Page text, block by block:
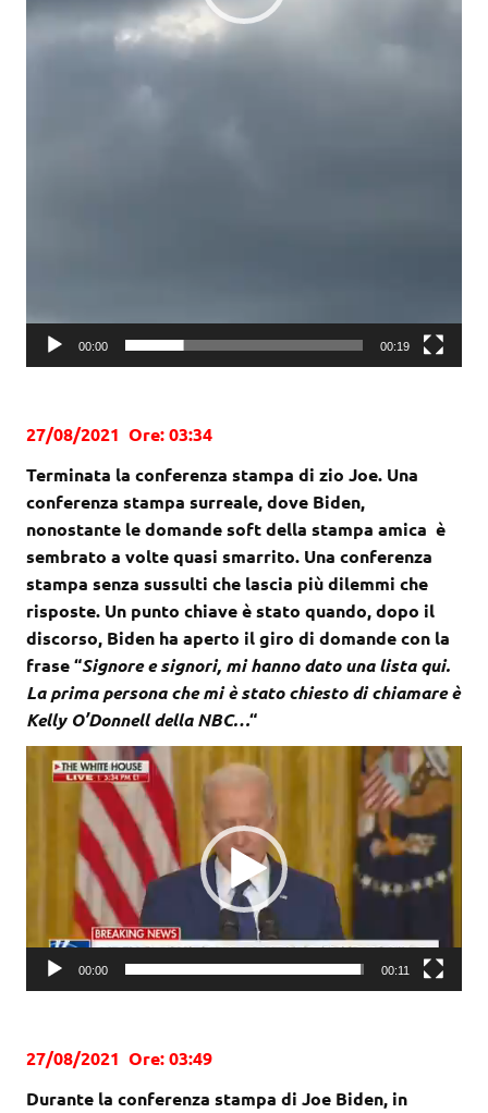
00:00 00:19
27/08/2021 Ore: 03:34
Terminata la conferenza stampa di zio Joe. Una
conferenza stampa surreale, dove Biden,
nonostante le domande soft della stampa amica è
sembrato a volte quasi smarrito. Una conferenza
stampa senza sussulti che lascia più dilemmi che
risposte. Un punto chiave è stato quando, dopo il
discorso, Biden ha aperto il giro di domande con la
frase “Signore e signori, mi hanno dato una lista qui.
La prima persona che mi è stato chiesto di chiamare è
Kelly O’Donnell della NBC…“
Video
Player
00:00 00:11
27/08/2021 Ore: 03:49
Durante la conferenza stampa di Joe Biden, in